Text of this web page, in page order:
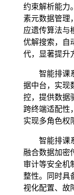
约束解析能力
素元数据管理
应遗传算法与
优解搜索，自
代，显著提升
智能排课系
据中台，实现
控，提供数据
跨终端适配性
实现多角色权
智能排课系
融合数据加密
审计等安全机
整性。同时具
视化配置、故